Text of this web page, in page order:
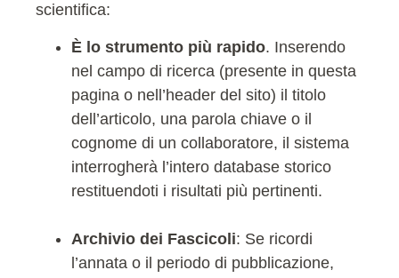
scientifica:
È lo strumento più rapido. Inserendo
nel campo di ricerca (presente in questa
pagina o nell’header del sito) il titolo
dell’articolo, una parola chiave o il
cognome di un collaboratore, il sistema
interrogherà l’intero database storico
restituendoti i risultati più pertinenti.
Archivio dei Fascicoli: Se ricordi
l’annata o il periodo di pubblicazione,